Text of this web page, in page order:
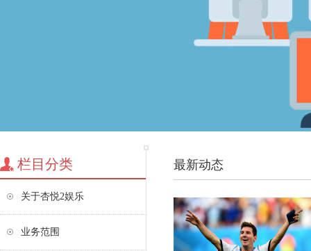
栏目分类
关于杏悦2娱乐
业务范围
最新动态